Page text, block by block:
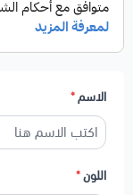
الاسم*
اللون*